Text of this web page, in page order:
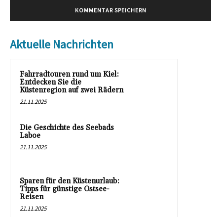
Aktuelle Nachrichten
Fahrradtouren rund um Kiel:
Entdecken Sie die
Küstenregion auf zwei Rädern
21.11.2025
Die Geschichte des Seebads
Laboe
21.11.2025
Sparen für den Küstenurlaub:
Tipps für günstige Ostsee-
Reisen
21.11.2025